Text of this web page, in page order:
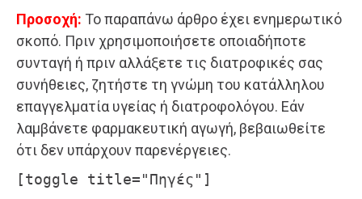
Προσοχή: Το παραπάνω άρθρο έχει ενημερωτικό
σκοπό. Πριν χρησιμοποιήσετε οποιαδήποτε
συνταγή ή πριν αλλάξετε τις διατροφικές σας
συνήθειες, ζητήστε τη γνώμη του κατάλληλου
επαγγελματία υγείας ή διατροφολόγου. Εάν
λαμβάνετε φαρμακευτική αγωγή, βεβαιωθείτε
ότι δεν υπάρχουν παρενέργειες.
[toggle title="Πηγές"]